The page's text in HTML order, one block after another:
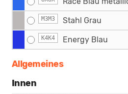
M3M3 Stahl Grau
K4K4 Energy Blau
Allgemeines
Innen